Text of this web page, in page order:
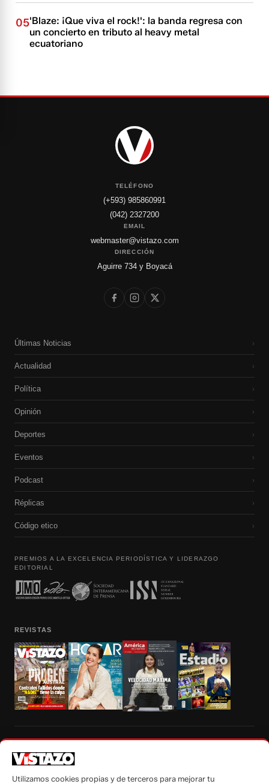
05'Blaze: ¡Que viva el rock!': la banda regresa con
un concierto en tributo al heavy metal
ecuatoriano
TELÉFONO
(+593) 985860991
(042) 2327200
EMAIL
webmaster@vistazo.com
DIRECCIÓN
Aguirre 734 y Boyacá
Últimas Noticias ›
Actualidad ›
Política ›
Opinión ›
Deportes ›
Eventos ›
Podcast ›
Réplicas ›
Código etico ›
PREMIOS A LA EXCELENCIA PERIODÍSTICA Y LIDERAZGO
EDITORIAL
REVISTAS
autorización escrita de su titular, de todos los contenidos de Vistazo.com.
Utilizamos cookies propias y de terceros para mejorar tu